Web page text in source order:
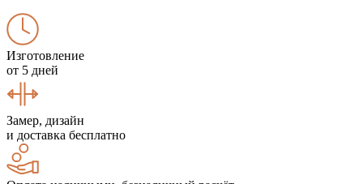
Изготовление
от 5 дней
Замер, дизайн
и доставка бесплатно